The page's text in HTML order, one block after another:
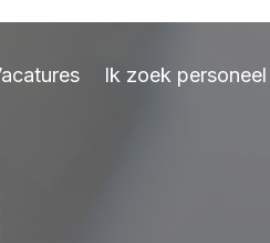
Ik zoek personeel